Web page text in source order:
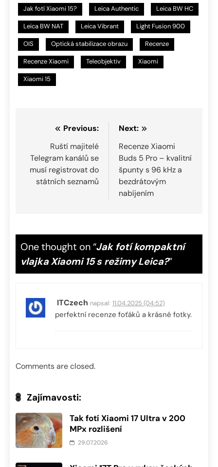
Jak fotí Xiaomi 15? Leica Authentic Leica BW HC
Leica BW NAT Leica Vibrant Light Fusion 900
OIS Optická stabilizace obrazu Recenze
Recenze Xiaomi Teleobjektiv Xiaomi
Xiaomi 15
Navigace
příspěvek
Previous:
Ruští majitelé
Telegram kanálů se
musí registrovat do
státních seznamů
Next:
Recenze Xiaomi
Buds 5 Pro – kvalitní
špunty s 96 kHz a
bezdrátovým
nabíjením
One thought on “Jak fotí kompaktní
vlajka Xiaomi 15 s režimy Leica?”
ITCzech napsal: 11.04.2025 (04:52)
perfektní recenze foťáků a krásné fotky.
Comments are closed.
Zajímavosti:
Tak fotí Xiaomi 17 Ultra v 200
MPx rozlišení
29.07.2026